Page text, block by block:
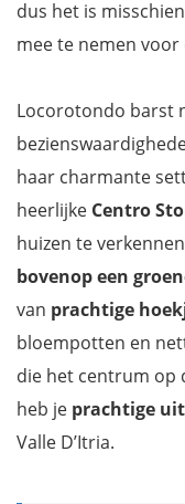
dus het is
mee te nemen voor
Locorotondo barst
haar charmante
heerlijke Centro
huizen te
bovenop een
van prachtige
bloempotten en
die het centrum op
heb je prachtige
Valle D’Itria.